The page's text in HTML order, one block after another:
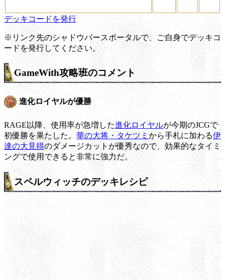
デッキコードを発行
※リンク先のシャドウバースポータルで、ご自身でデッキコ
ードを発行してください。
GameWith攻略班のコメント
進化ロイヤルが優勝
RAGE以降、使用率が急増した進化ロイヤルが今期のJCGで
初優勝を果たした。 華の大将・タケツミ から手札に加わる伊
達の大見得のダメージカットが優秀なので、効果的なタイミ
ングで使用できると非常に強力だ。
スペルウィッチのデッキレシピ